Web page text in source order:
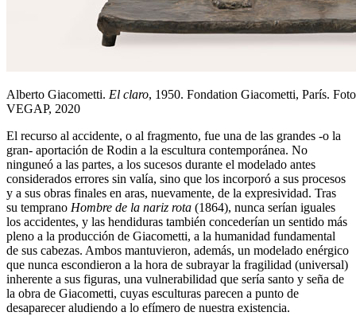
Alberto Giacometti. El claro, 1950. Fondation Giacometti, París.
VEGAP, 2020
El recurso al accidente, o al fragmento, fue una de las grandes -o la
gran- aportación de Rodin a la escultura contemporánea. No
ninguneó a las partes, a los sucesos durante el modelado antes
considerados errores sin valía, sino que los incorporó a sus procesos
y a sus obras finales en aras, nuevamente, de la expresividad. Tras
su temprano Hombre de la nariz rota (1864), nunca serían iguales
los accidentes, y las hendiduras también concederían un sentido más
pleno a la producción de Giacometti, a la humanidad fundamental
de sus cabezas. Ambos mantuvieron, además, un modelado enérgico
que nunca escondieron a la hora de subrayar la fragilidad (universal)
inherente a sus figuras, una vulnerabilidad que sería santo y seña de
la obra de Giacometti, cuyas esculturas parecen a punto de
desaparecer aludiendo a lo efímero de nuestra existencia.